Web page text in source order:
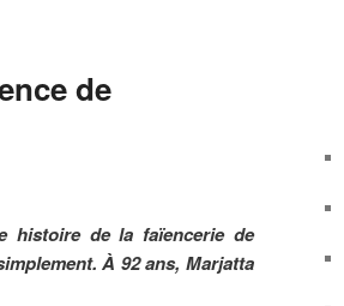
de
histoire de la faïencerie de
À 92 ans, Marjatta